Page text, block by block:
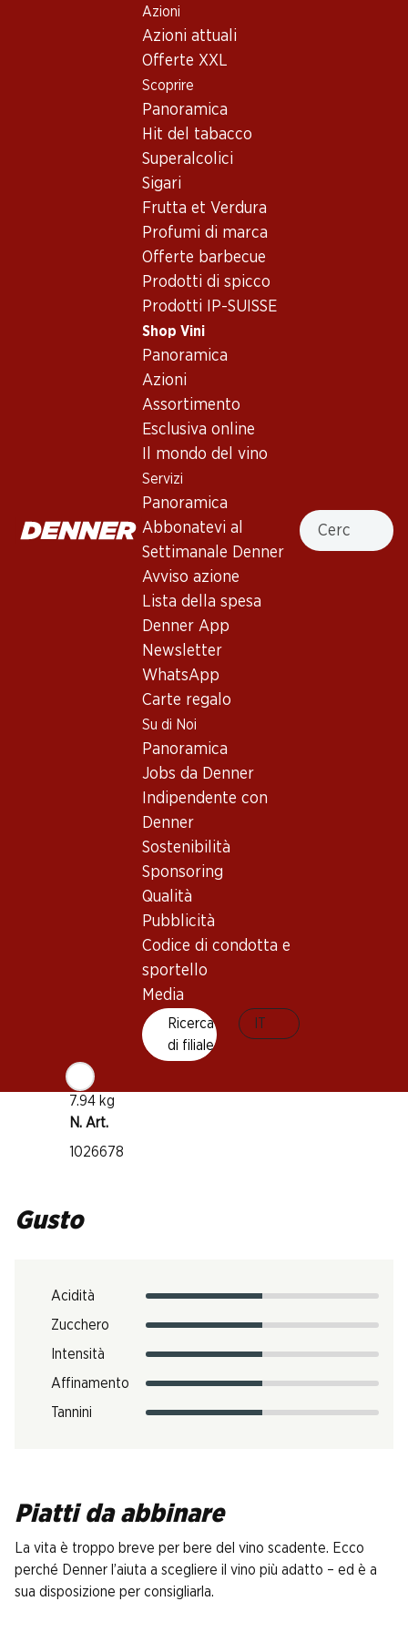
Azioni
Azioni attuali
Offerte XXL
Scoprire
Panoramica
Hit del tabacco
Superalcolici
Sigari
Frutta et Verdura
Profumi di marca
Offerte barbecue
Prodotti di spicco
Prodotti IP-SUISSE
Shop Vini
Panoramica
Azioni
Assortimento
Esclusiva online
Il mondo del vino
Servizi
Panoramica
Abbonatevi al
Settimanale Denner
Avviso azione
Lista della spesa
Denner App
Newsletter
WhatsApp
Carte regalo
Su di Noi
Panoramica
Jobs da Denner
Indipendente con
Denner
Sostenibilità
Sponsoring
Qualità
Pubblicità
Codice di condotta e
sportello
Media
Ricerca
di filiale
Cercare
Vino/champagne
Bordeaux
Château Bonnet Rosé Bordeaux AOC
Fronte Retro Imballaggio
Château Bonnet Rosé Bordeaux
Bordeaux
Rosa salmone tenue. Aromi di frutta delicati, ciliege e
pompelmo rosa. Corpo medio con acidità succosa e morbidi
Buono a sapersi
Cabernet Sauvignon
Maturità di beva
Temperatura di beva
Impronta di CO2
7.94 kg
N. Art.
1026678
Gusto
Acidità
Zucchero
Intensità
Affinamento
Tannini
Piatti da abbinare
La vita è troppo breve per bere del vino scadente. Ecco
perché Denner l’aiuta a scegliere il vino più adatto – ed è a
sua disposizione per consigliarla.